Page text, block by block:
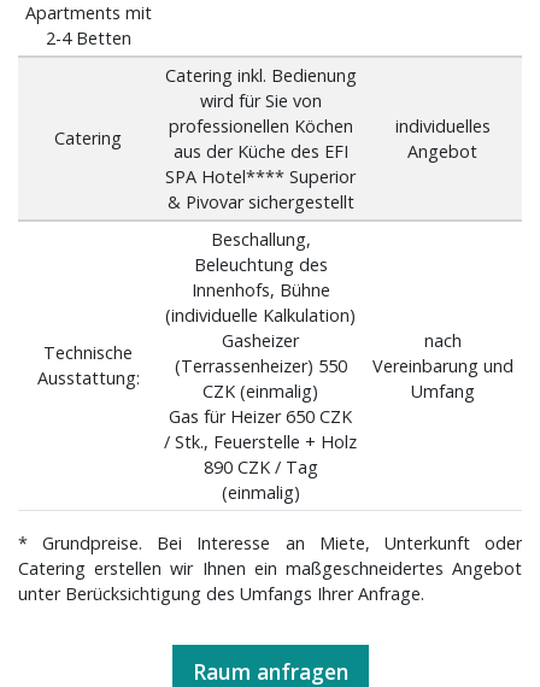
Apartments mit
2-4 Betten
Catering
Catering inkl. Bedienung
wird für Sie von
professionellen Köchen
aus der Küche des EFI
SPA Hotel**** Superior
& Pivovar sichergestellt
individuelles
Angebot
Technische
Ausstattung:
Beschallung,
Beleuchtung des
Innenhofs, Bühne
(individuelle Kalkulation)
Gasheizer
(Terrassenheizer) 550
CZK (einmalig)
Gas für Heizer 650 CZK
/ Stk., Feuerstelle + Holz
890 CZK / Tag
(einmalig)
nach
Vereinbarung und
Umfang
* Grundpreise. Bei Interesse an Miete, Unterkunft oder
Catering erstellen wir Ihnen ein maßgeschneidertes Angebot
unter Berücksichtigung des Umfangs Ihrer Anfrage.
Raum anfragen